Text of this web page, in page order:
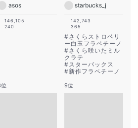
asos
146,105
240
starbucks_j
142,743
365
#さくらストロベリ
ー白玉フラペチーノ
#さくら咲いたミル
クラテ
#スターバックス
#新作フラペチーノ
9位